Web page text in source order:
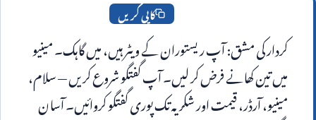
کردار کی مشق: آپ ریستوران کے ویٹر ہیں، میں گاہک۔ مینیو
میں تین کھانے فرض کر لیں۔ آپ گفتگو شروع کریں — سلام،
مینیو، آرڈر، قیمت اور شکریہ تک پوری گفتگو کروائیں۔ آسان
کاپی کریں